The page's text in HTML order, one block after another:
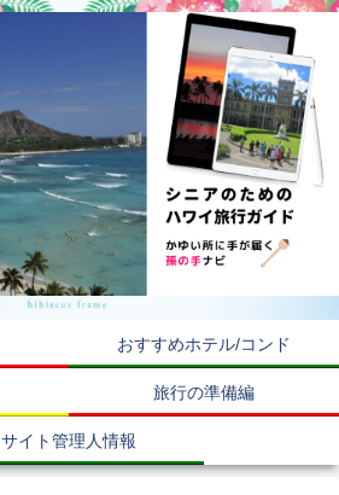
おすすめホテル/コンド
旅行の準備編
サイト管理人情報